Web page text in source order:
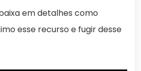
em detalhes como
esse recurso e fugir desse